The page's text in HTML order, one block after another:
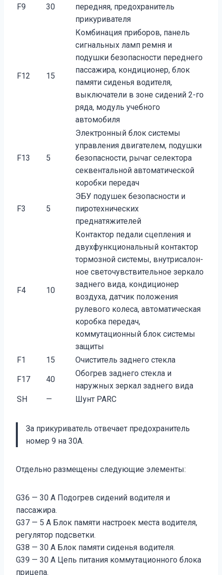
F9 30
передняя, предохранитель
прикуривателя
F12 15
Комбинация приборов, панель
сигнальных ламп ремня и
подушки безопасности переднего
пасса­жира, кондиционер, блок
памяти сиденья водителя,
выключатели в зоне сидений 2-го
ряда, мо­дуль учебного
автомобиля
F13 5
Электронный блок системы
управления двигателем, подушки
безопасности, рычаг селектора
секвентальной автоматической
коробки передач
F3 5
ЭБУ подушек безопасности и
пиротехнических
преднатяжителей
F4 10
Контактор педали сцепления и
двухфункциональный контактор
тормозной системы, внутрисалон­
ное светочувствительное зеркало
заднего вида, кондиционер
воздуха, датчик положения
рулевого колеса, автоматическая
коробка передач,
коммутационный блок системы
защиты
F1
15 Очиститель заднего стекла
F17 40
Обогрев заднего стекла и
наружных зеркал заднего вида
SH
— Шунт PARC
За прикуриватель отвечает предохранитель
номер 9 на 30А.
Отдельно размещены следующие элементы:
G36 — 30 A Подогрев сидений водителя и
пассажира.
G37 — 5 A Блок памяти настроек места водителя,
регулятор подсветки.
G38 — 30 A Блок памяти сиденья водителя.
G39 — 30 A Цепь питания коммутационного блока
прицепа.